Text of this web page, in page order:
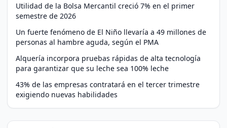
Utilidad de la Bolsa Mercantil creció 7% en el primer
semestre de 2026
Un fuerte fenómeno de El Niño llevaría a 49 millones de
personas al hambre aguda, según el PMA
Alquería incorpora pruebas rápidas de alta tecnología
para garantizar que su leche sea 100% leche
43% de las empresas contratará en el tercer trimestre
exigiendo nuevas habilidades